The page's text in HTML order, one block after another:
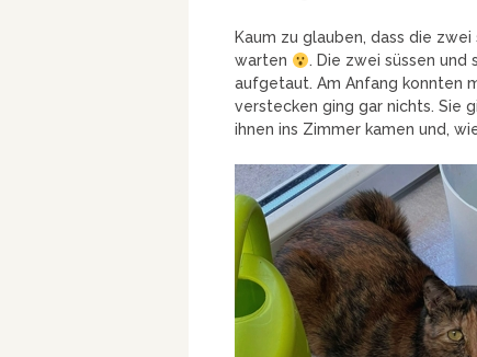
Kaum zu glauben, dass die
warten
. Die zwei süssen
aufgetaut. Am Anfang konnten
verstecken ging gar nichts. Sie
ihnen ins Zimmer kamen und,